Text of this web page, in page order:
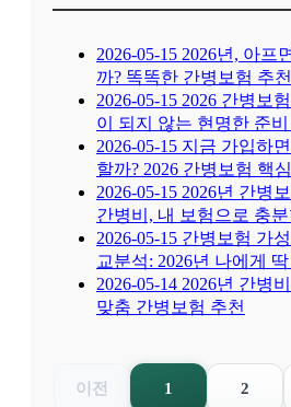
2026-05-15 2026년, 아프
까? 똑똑한 간병보험 추
2026-05-15 2026 간병보
이 되지 않는 현명한 준
2026-05-15 지금 가입하
할까? 2026 간병보험 핵
2026-05-15 2026년 간병
간병비, 내 보험으로 충
2026-05-15 간병보험 가
교분석: 2026년 나에게
2026-05-14 2026년 간병
맞춤 간병보험 추천
이전 1 2